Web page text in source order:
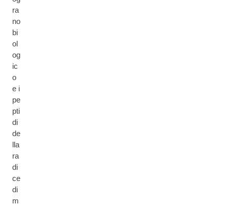
ra
no
bi
ol
og
ic
o
e i
pe
pti
di
de
lla
ra
di
ce
di
m